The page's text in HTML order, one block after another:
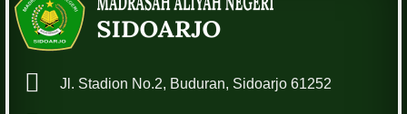
Jl. Stadion No.2, Buduran, Sidoarjo 61252